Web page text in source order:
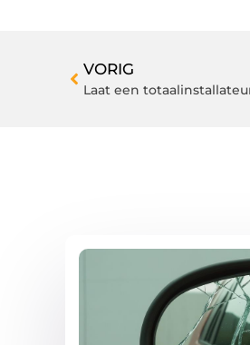
VORIG
Laat een